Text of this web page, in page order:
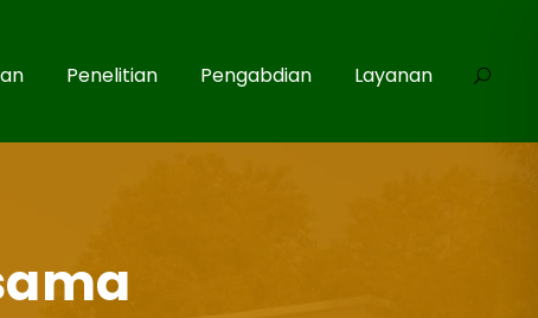
Penelitian Pengabdian Layanan